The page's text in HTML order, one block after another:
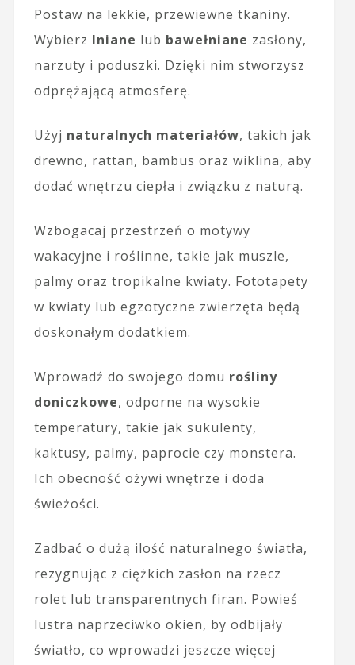
Postaw na lekkie, przewiewne tkaniny.
Wybierz lniane lub bawełniane zasłony,
narzuty i poduszki. Dzięki nim stworzysz
odprężającą atmosferę.
Użyj naturalnych materiałów, takich jak
drewno, rattan, bambus oraz wiklina, aby
dodać wnętrzu ciepła i związku z naturą.
Wzbogacaj przestrzeń o motywy
wakacyjne i roślinne, takie jak muszle,
palmy oraz tropikalne kwiaty. Fototapety
w kwiaty lub egzotyczne zwierzęta będą
doskonałym dodatkiem.
Wprowadź do swojego domu rośliny
doniczkowe, odporne na wysokie
temperatury, takie jak sukulenty,
kaktusy, palmy, paprocie czy monstera.
Ich obecność ożywi wnętrze i doda
świeżości.
Zadbać o dużą ilość naturalnego światła,
rezygnując z ciężkich zasłon na rzecz
rolet lub transparentnych firan. Powieś
lustra naprzeciwko okien, by odbijały
światło, co wprowadzi jeszcze więcej